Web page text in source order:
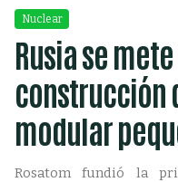
Nuclear
Rusia se
construcción
modular
Rosatom fundió la